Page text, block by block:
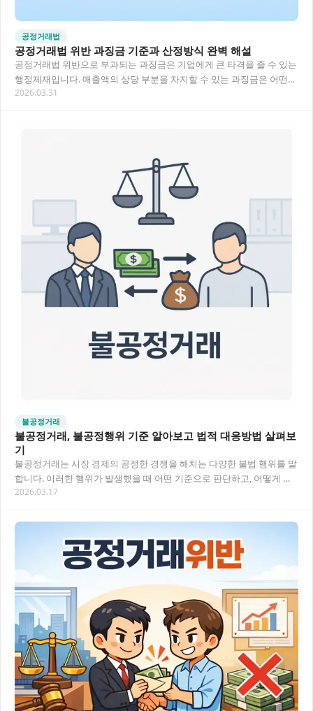
공정거래법
공정거래법 위반 과징금 기준과 산정방식 완벽 해설
공정거래법 위반으로 부과되는 과징금은 기업에게 큰 타격을 줄 수 있는
행정제재입니다. 매출액의 상당 부분을 차지할 수 있는 과징금은 어떤
기준으로 산정되고, 어떻게 대응해야 할까요…
2026.03.31
불공정거래
불공정거래, 불공정행위 기준 알아보고 법적 대응방법 살펴보
기
불공정거래는 시장 경제의 공정한 경쟁을 해치는 다양한 불법 행위를 말
합니다. 이러한 행위가 발생했을 때 어떤 기준으로 판단하고, 어떻게 대
응해야 하는지 알아보겠습니다. 불공정행위…
2026.03.17